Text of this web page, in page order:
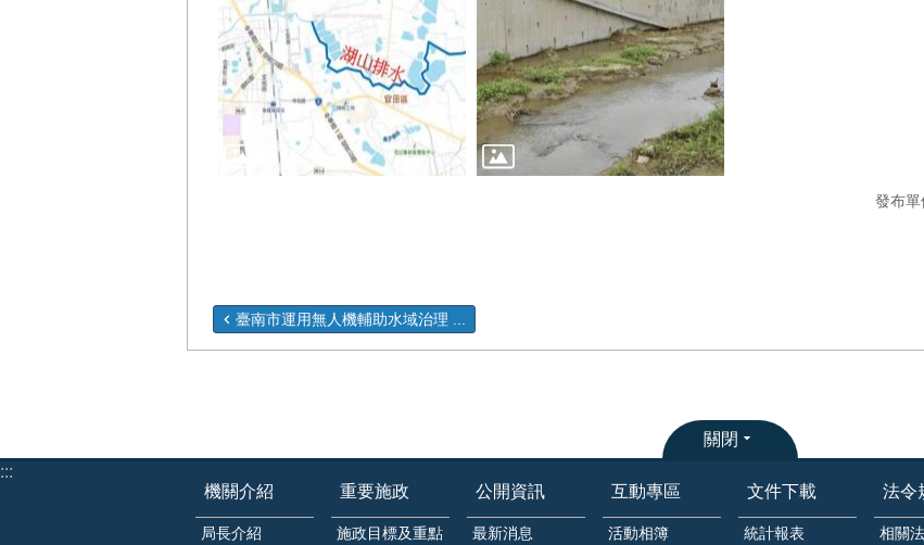
發布
臺南市運用無人機輔助水域治理 ...
關閉
:::
機關介紹
局長介紹
重要施政
施政目標及重點
公開資訊
最新消息
互動專區
活動相簿
文件下載
統計報表
法令
相關